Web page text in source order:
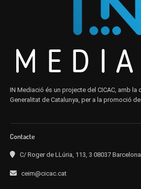
IN Mediació és un projecte del CICAC, amb la
Generalitat de Catalunya, per a la promoció
Contacte
C/ Roger de LLúria, 113, 3 08037 Barcelona
ceim@cicac.cat